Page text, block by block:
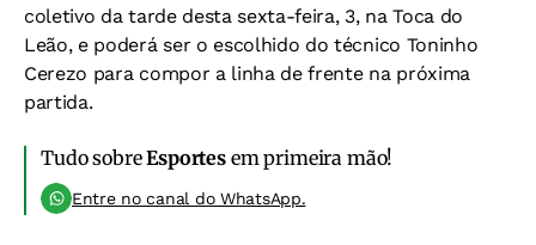
coletivo da tarde desta sexta-feira, 3, na Toca do
Leão, e poderá ser o escolhido do técnico Toninho
Cerezo para compor a linha de frente na próxima
partida.
Tudo sobreEsportesem primeira mão!
Entre no canal do WhatsApp.